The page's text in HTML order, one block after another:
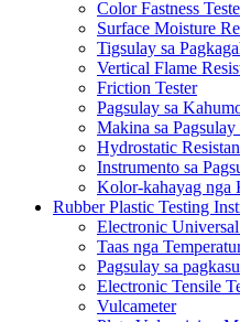
Color Fastness
Surface Moisture
Tigsulay sa
Vertical Flame
Friction Tester
Pagsulay sa
Makina sa Pagsulay
Hydrostatic
Instrumento sa
Kolor-kahayag nga
Rubber Plastic Testing
Electronic
Taas nga
Pagsulay sa
Electronic Tensile
Vulcameter